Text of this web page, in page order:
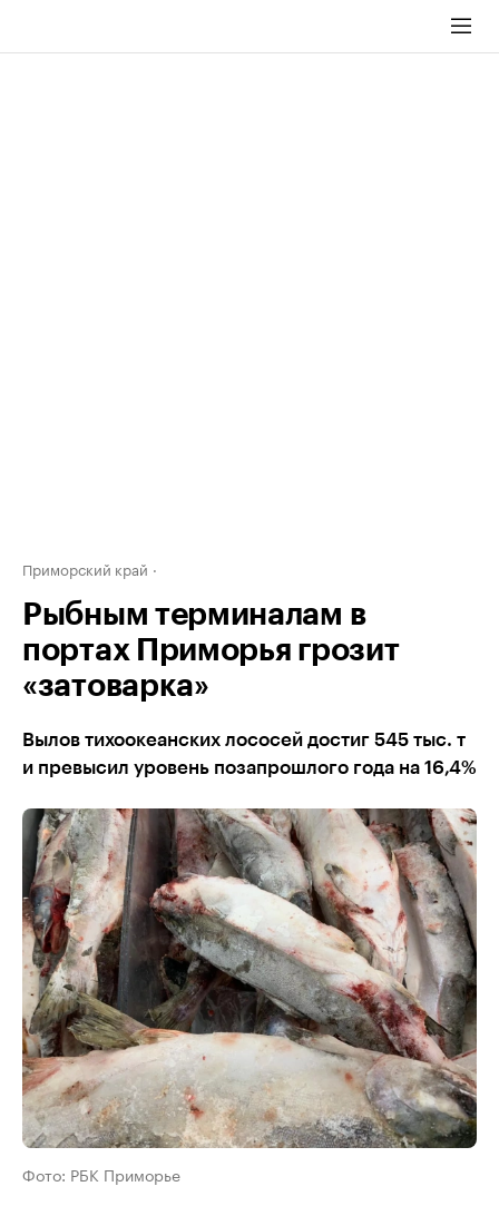
Приморский край
Рыбным терминалам в
портах Приморья грозит
«затоварка»
Вылов тихоокеанских лососей достиг 545 тыс. т
и превысил уровень позапрошлого года на 16,4%
Фото: РБК Приморье